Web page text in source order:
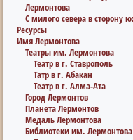
Лермонтова
С милого севера в сторону
Ресурсы
Имя Лермонтова
Театры им. Лермонтова
Театр в г. Ставрополь
Татр в г. Абакан
Театр в г. Алма-Ата
Город Лермонтов
Планета Лермонтов
Медаль Лермонтова
Библиотеки им. Лермонтова